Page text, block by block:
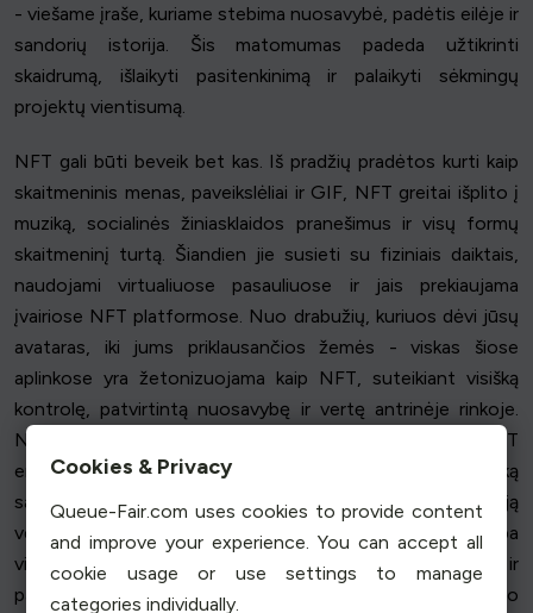
- viešame įraše, kuriame stebima nuosavybė, padėtis eilėje ir
sandorių istorija. Šis matomumas padeda užtikrinti
skaidrumą, išlaikyti pasitenkinimą ir palaikyti sėkmingų
projektų vientisumą.
NFT gali būti beveik bet kas. Iš pradžių pradėtos kurti kaip
skaitmeninis menas, paveikslėliai ir GIF, NFT greitai išplito į
muziką, socialinės žiniasklaidos pranešimus ir visų formų
skaitmeninį turtą. Šiandien jie susieti su fiziniais daiktais,
naudojami virtualiuose pasauliuose ir jais prekiaujama
įvairiose NFT platformose. Nuo drabužių, kuriuos dėvi jūsų
avataras, iki jums priklausančios žemės - viskas šiose
aplinkose yra žetonizuojama kaip NFT, suteikiant visišką
kontrolę, patvirtintą nuosavybę ir vertę antrinėje rinkoje.
NFT yra čia, kad išliktų, ir jie klesti besiplečiančioje NFT
erdvėje dėl savo gebėjimo suteikti naudotojams visišką
savo skaitmeninio turto kontrolę ir kartu išlaisvinti naują
vertę antrinėje rinkoje. Didėjant naudotojų paklausai, tampa
vis svarbiau išlaikyti skaidrumą, klientų pasitenkinimą ir
paslaugų kokybę, kad būtų užtikrinta ilgalaikė skaitmeninio
Cookies & Privacy
Queue-Fair.com uses cookies to provide content
and improve your experience. You can accept all
cookie usage or use settings to manage
categories individually.